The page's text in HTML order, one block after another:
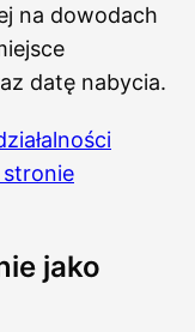
na dowodach
datę nabycia.
jako